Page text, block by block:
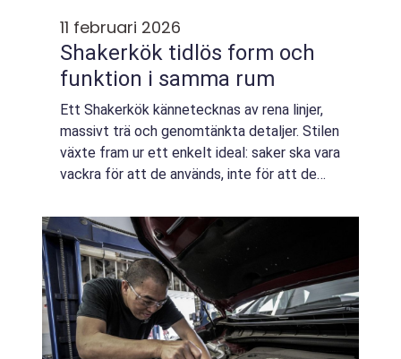
11 februari 2026
Shakerkök tidlös form och
funktion i samma rum
Ett Shakerkök kännetecknas av rena linjer,
massivt trä och genomtänkta detaljer. Stilen
växte fram ur ett enkelt ideal: saker ska vara
vackra för att de används, inte för att de
lugna, funktionella och robusta ...